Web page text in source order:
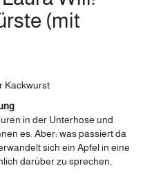
(mit
Kackwurst
in der Unterhose und
es. Aber: was passiert da
sich ein Apfel in eine
darüber zu sprechen,